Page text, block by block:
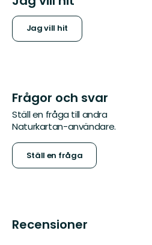
Jag vill hit
Frågor och svar
Ställ en fråga till andra
Naturkartan-användare.
Ställ en fråga
Recensioner